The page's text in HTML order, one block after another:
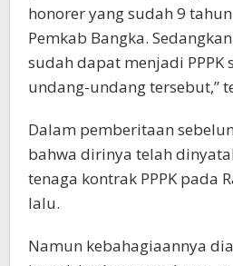
honorer yang sudah 9
Pemkab Bangka.
sudah dapat menjadi PPPK
undang-undang tersebut,”
Dalam pemberitaan
bahwa dirinya telah
tenaga kontrak PPPK pada
lalu.
Namun kebahagiaannya